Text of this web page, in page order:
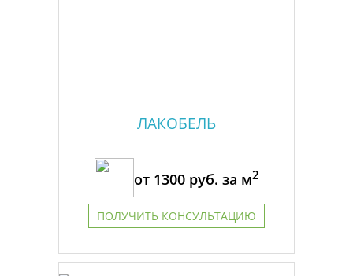
ЛАКОБЕЛЬ
от 1300руб. за м2
ПОЛУЧИТЬ КОНСУЛЬТАЦИЮ